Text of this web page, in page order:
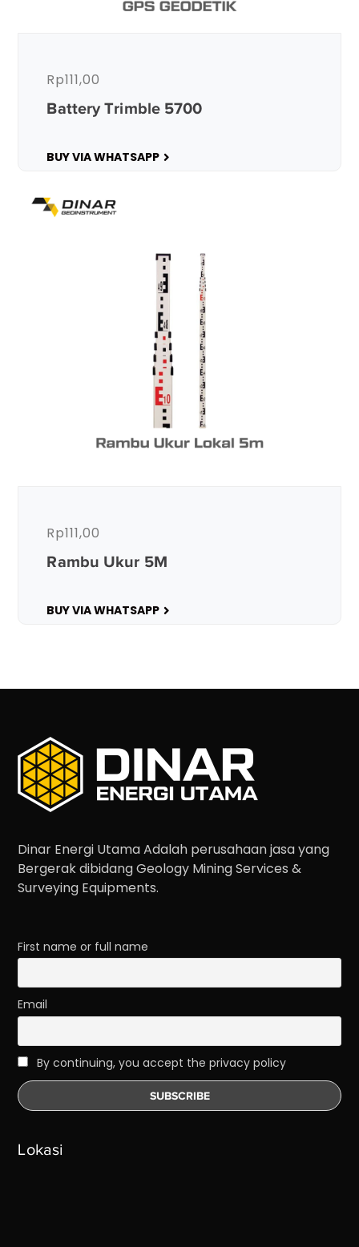
Battery Trimble 5700
Rp111,00
BUY VIA WHATSAPP
Rambu Ukur 5M
Rp111,00
BUY VIA WHATSAPP
Dinar Energi Utama Adalah perusahaan jasa yang
Bergerak dibidang Geology Mining Services &
Surveying Equipments.
First name or full name
Email
By continuing, you accept the privacy policy
Lokasi